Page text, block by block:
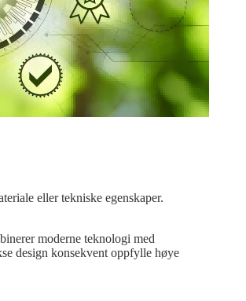
eller tekniske egenskaper.
moderne teknologi med
design konsekvent oppfylle høye